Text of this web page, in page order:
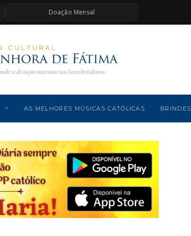
Doação Mensal
AS MELHORES MÚSICAS CATÓLICAS BRINDES